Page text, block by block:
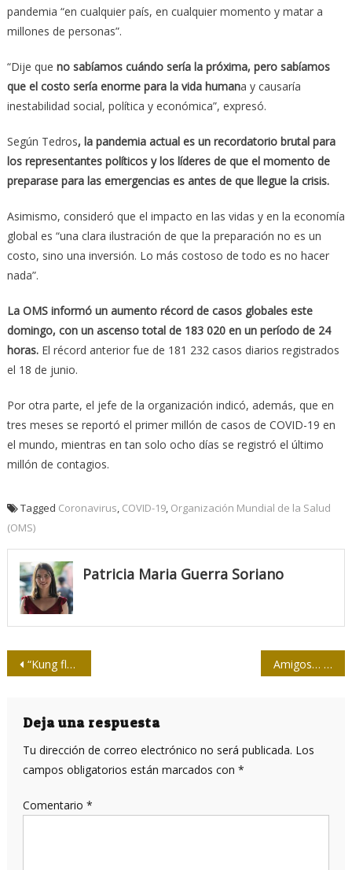
pandemia “en cualquier país, en cualquier momento y matar a
millones de personas”.
“Dije que no sabíamos cuándo sería la próxima, pero sabíamos
que el costo sería enorme para la vida humana y causaría
inestabilidad social, política y económica”, expresó.
Según Tedros, la pandemia actual es un recordatorio brutal para
los representantes políticos y los líderes de que el momento de
preparase para las emergencias es antes de que llegue la crisis.
Asimismo, consideró que el impacto en las vidas y en la economía
global es “una clara ilustración de que la preparación no es un
costo, sino una inversión. Lo más costoso de todo es no hacer
nada”.
La OMS informó un aumento récord de casos globales este
domingo, con un ascenso total de 183 020 en un período de 24
horas.El récord anterior fue de 181 232 casos diarios registrados
el 18 de junio.
Por otra parte, el jefe de la organización indicó, además, que en
tres meses se reportó el primer millón de casos de COVID-19 en
el mundo, mientras en tan solo ocho días se registró el último
millón de contagios.
Tagged Coronavirus COVID-19, Organización Mundial de la Salud
(OMS)
Patricia Maria Guerra Soriano
Navegación
entradas
“Kung flu”, así llama Donald Trump a la COVID-19 durante el relanzamiento de su campaña presidencial Amigos… ¿En Facebook?
Deja una respuesta
Tu dirección de correo electrónico no será publicada. Los
campos obligatorios están marcados con *
Comentario *